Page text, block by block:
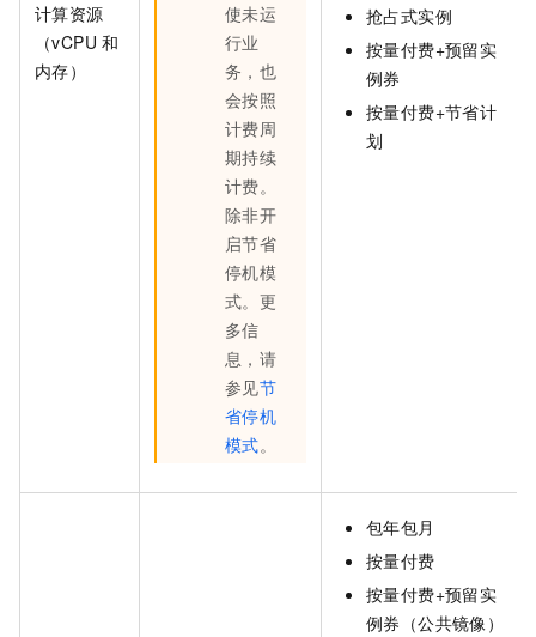
计算资源
（vCPU 和
内存）
使未运
行业
务，也
会按照
计费周
期持续
计费。
除非开
启节省
停机模
式。更
多信
息，请
参见节
省停机
模式。
抢占式实例
按量付费+预留实
例券
按量付费+节省计
划
包年包月
按量付费
按量付费+预留实
例券（公共镜像）